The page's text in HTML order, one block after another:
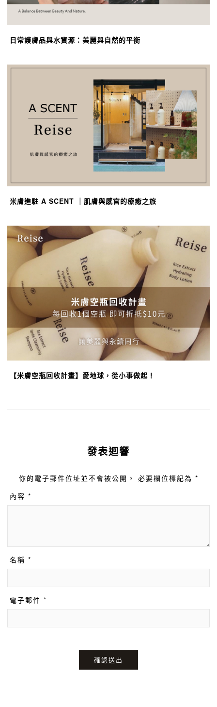
日常護膚品與水資源：美麗與自然的平衡
米膚進駐 A SCENT ｜肌膚與感官的療癒之旅
【米膚空瓶回收計畫】愛地球，從小事做起！
發表迴響
你的電子郵件位址並不會被公開。 必要欄位標記為 *
內容 *
名稱 *
電子郵件 *
確認送出